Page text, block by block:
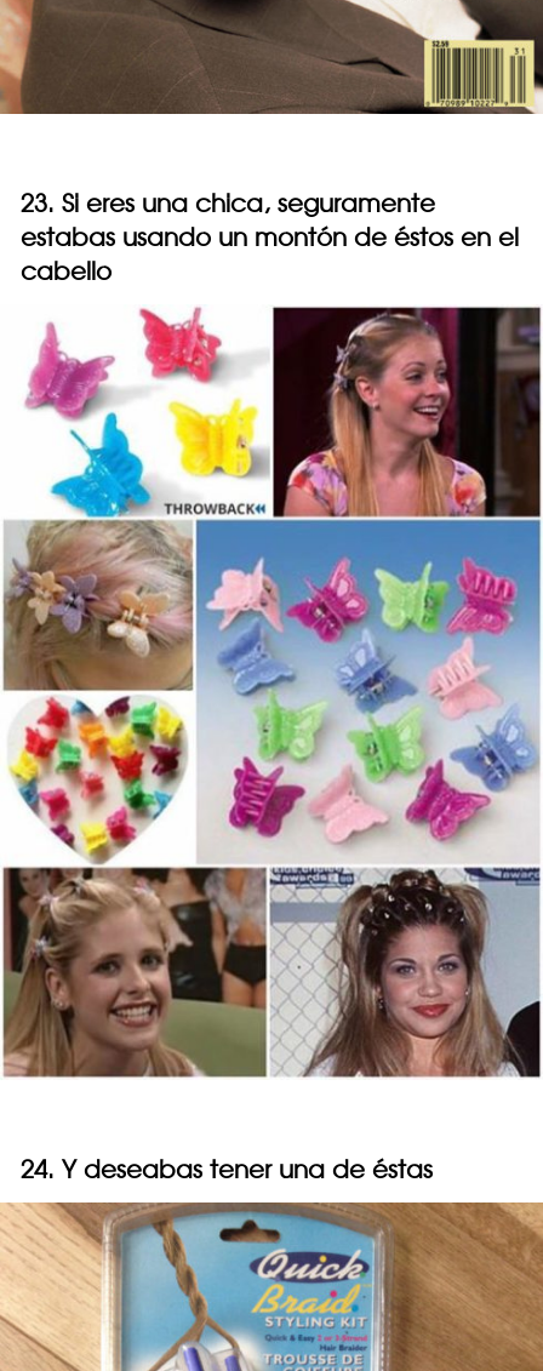
23. Si eres una chica, seguramente
estabas usando un montón de éstos en el
cabello
24. Y deseabas tener una de éstas